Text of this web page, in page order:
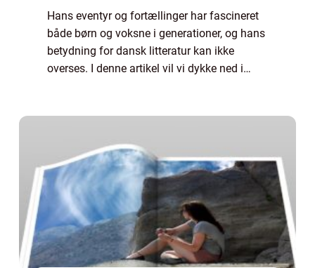
Hans eventyr og fortællinger har fascineret
både børn og voksne i generationer, og hans
betydning for dansk litteratur kan ikke
overses. I denne artikel vil vi dykke ned i